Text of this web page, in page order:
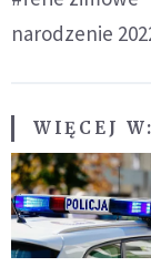
narodzenie
WIĘCEJ W: